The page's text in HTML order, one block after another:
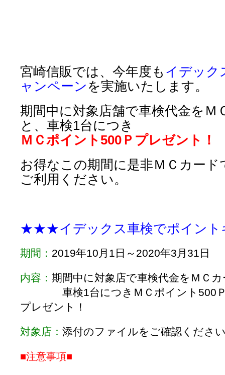
宮崎信販では、今年度も イデック
ャンペーン を実施いたします。
期間中に対象店舗で車検代金をＭ
と、車検1台につき
ＭＣポイント500Ｐプレゼント！
お得なこの期間に是非ＭＣカー
ご利用ください。
★★★イデックス車検でポイン
期間： 2019年10月1日～2020年3月31日
内容： 期間中に対象店で車検代金をＭＣ
車検1台につきＭＣポイント500Ｐ
プレゼント！
対象店： 添付のファイルをご確認くださ
■注意事項■